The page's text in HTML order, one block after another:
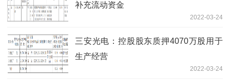
补充流动资金
2022-03-24
三安光电：控股股东质押4070万股用于
生产经营
2022-03-24